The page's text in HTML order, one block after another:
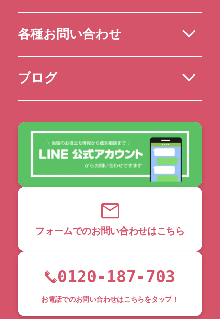
各種お問い合わせ
ブログ
フォームでのお問い合わせはこちら
0120-187-703
お電話でのお問い合わせはこちらをタップ！